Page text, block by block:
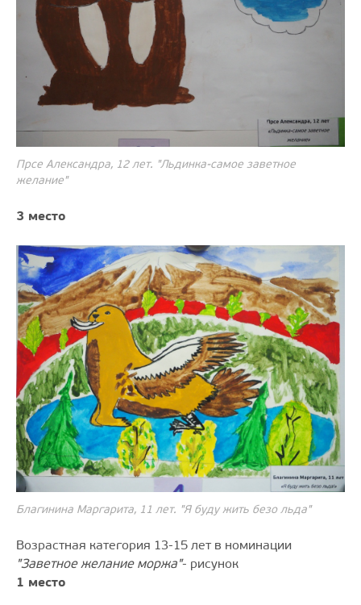
Прсе Александра, 12 лет. "Льдинка-самое заветное
желание"
3 место
Благинина Маргарита, 11 лет. "Я буду жить безо льда"
Возрастная категория 13-15 лет в номинации
"Заветное желание моржа"- рисунок
1 место